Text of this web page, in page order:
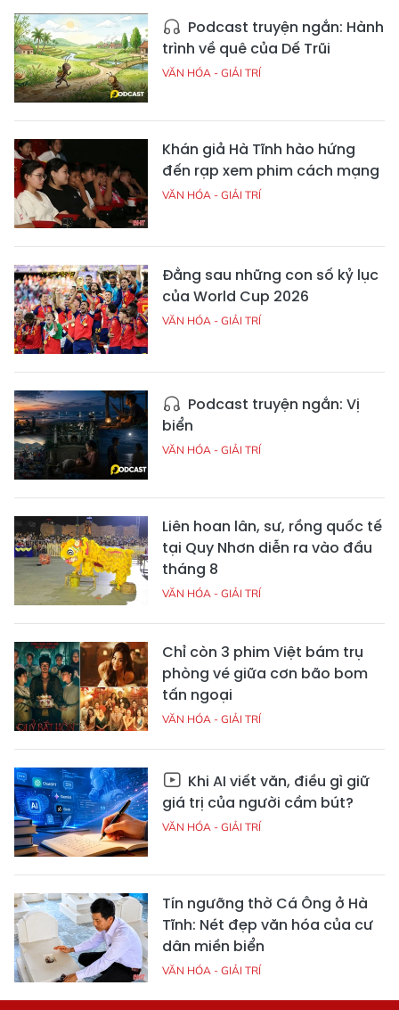
Podcast truyện ngắn: Hành
trình về quê của Dế Trũi
VĂN HÓA - GIẢI TRÍ
Khán giả Hà Tĩnh hào hứng
đến rạp xem phim cách mạng
VĂN HÓA - GIẢI TRÍ
Đằng sau những con số kỷ lục
của World Cup 2026
VĂN HÓA - GIẢI TRÍ
Podcast truyện ngắn: Vị
biển
VĂN HÓA - GIẢI TRÍ
Liên hoan lân, sư, rồng quốc tế
tại Quy Nhơn diễn ra vào đầu
tháng 8
VĂN HÓA - GIẢI TRÍ
Chỉ còn 3 phim Việt bám trụ
phòng vé giữa cơn bão bom
tấn ngoại
VĂN HÓA - GIẢI TRÍ
Khi AI viết văn, điều gì giữ
giá trị của người cầm bút?
VĂN HÓA - GIẢI TRÍ
Tín ngưỡng thờ Cá Ông ở Hà
Tĩnh: Nét đẹp văn hóa của cư
dân miền biển
VĂN HÓA - GIẢI TRÍ